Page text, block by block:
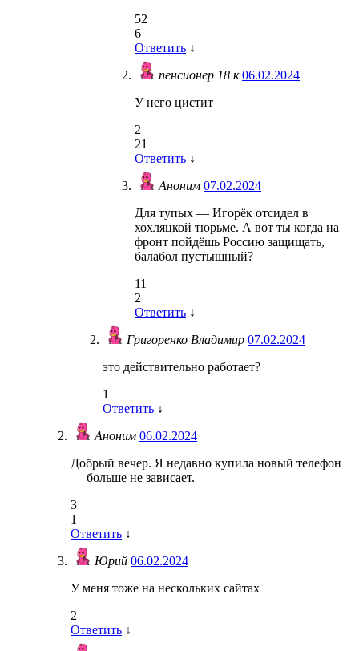
52
6
Ответить ↓
пенсионер 18 к06.02.2024
У него цистит
2
21
Ответить ↓
Аноним 07.02.2024
Для тупых — Игорёк отсидел в
хохляцкой тюрьме. А вот ты когда на
фронт пойдёшь Россию защищать,
балабол пустышный?
11
2
Ответить ↓
Григоренко Владимир 07.02.2024
это действительно работает?
1
Ответить ↓
Аноним 06.02.2024
Добрый вечер. Я недавно купила новый телефон
— больше не зависает.
3
1
Ответить ↓
Юрий 06.02.2024
У меня тоже на нескольких сайтах
2
Ответить ↓